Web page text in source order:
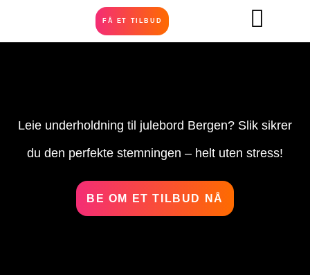
FÅ ET TILBUD
Leie underholdning til julebord Bergen? Slik sikrer
du den perfekte stemningen – helt uten stress!
BE OM ET TILBUD NÅ